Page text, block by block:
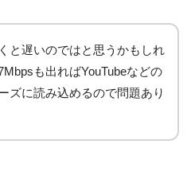
と遅いのではと思うかもしれ
も出ればYouTubeなどの
ズに読み込めるので問題あり